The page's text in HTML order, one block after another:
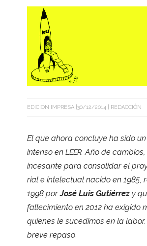
EDICIÓN IMPRESA 30/12/2014 REDACCIÓN
El que ahora con­cluye ha sido
intenso en LEER. Año de
ince­sante para con­so­li­dar el
rial e inte­lec­tual nacido en 1985,
1998 porJosé Luis Gutié­rrezy
falle­ci­miento en 2012 ha exi­gido
quie­nes le suce­di­mos en la
breve repaso.